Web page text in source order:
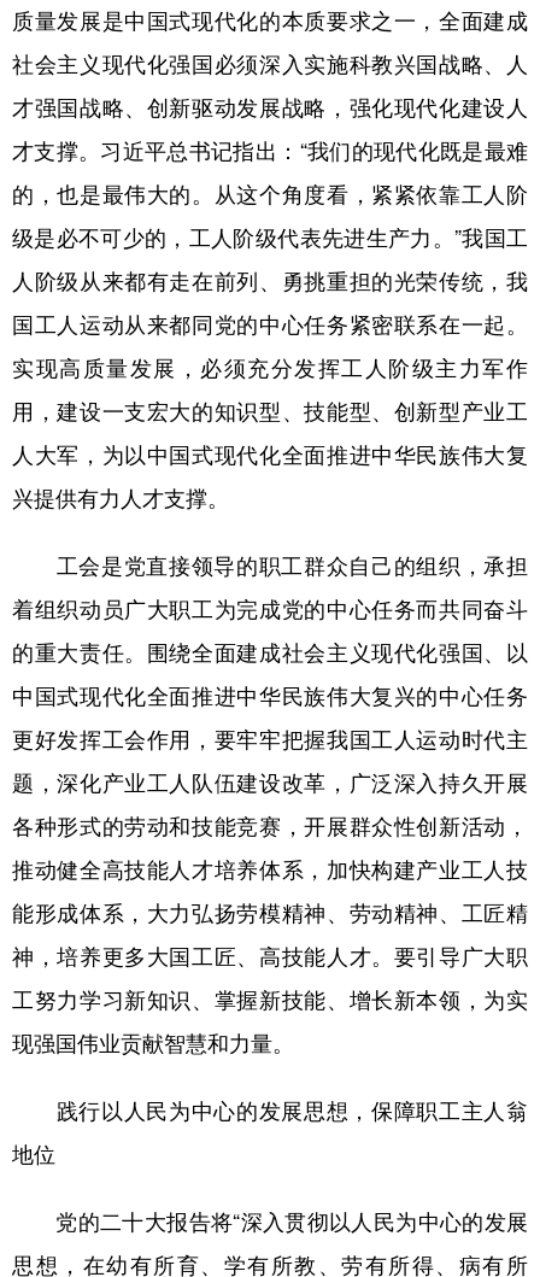
质量发展是中国式现代化的本质要求之一，全面建成
社会主义现代化强国必须深入实施科教兴国战略、人
才强国战略、创新驱动发展战略，强化现代化建设人
才支撑。习近平总书记指出：“我们的现代化既是最难
的，也是最伟大的。从这个角度看，紧紧依靠工人阶
级是必不可少的，工人阶级代表先进生产力。”我国工
人阶级从来都有走在前列、勇挑重担的光荣传统，我
国工人运动从来都同党的中心任务紧密联系在一起。
实现高质量发展，必须充分发挥工人阶级主力军作
用，建设一支宏大的知识型、技能型、创新型产业工
人大军，为以中国式现代化全面推进中华民族伟大复
兴提供有力人才支撑。
工会是党直接领导的职工群众自己的组织，承担
着组织动员广大职工为完成党的中心任务而共同奋斗
的重大责任。围绕全面建成社会主义现代化强国、以
中国式现代化全面推进中华民族伟大复兴的中心任务
更好发挥工会作用，要牢牢把握我国工人运动时代主
题，深化产业工人队伍建设改革，广泛深入持久开展
各种形式的劳动和技能竞赛，开展群众性创新活动，
推动健全高技能人才培养体系，加快构建产业工人技
能形成体系，大力弘扬劳模精神、劳动精神、工匠精
神，培养更多大国工匠、高技能人才。要引导广大职
工努力学习新知识、掌握新技能、增长新本领，为实
现强国伟业贡献智慧和力量。
践行以人民为中心的发展思想，保障职工主人翁
地位
党的二十大报告将“深入贯彻以人民为中心的发展
思想，在幼有所育、学有所教、劳有所得、病有所